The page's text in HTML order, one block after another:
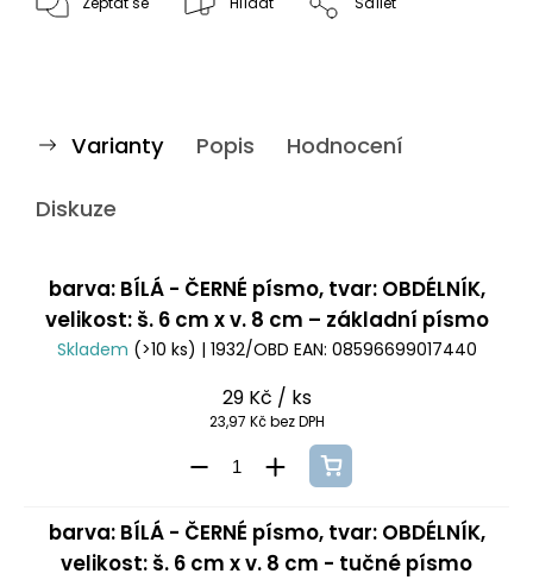
Varianty Popis Hodnocení
Diskuze
barva: BÍLÁ - ČERNÉ písmo, tvar: OBDÉLNÍK,
velikost: š. 6 cm x v. 8 cm – základní písmo
Skladem (>10 ks) | 1932/OBD EAN: 08596699017440
29 Kč / ks
23,97 Kč bez DPH
barva: BÍLÁ - ČERNÉ písmo, tvar: OBDÉLNÍK,
velikost: š. 6 cm x v. 8 cm - tučné písmo